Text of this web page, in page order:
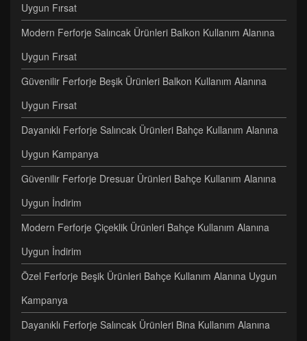
Uygun Fırsat
Modern Ferforje Salıncak Ürünleri Balkon Kullanım Alanına
Uygun Fırsat
Güvenilir Ferforje Beşik Ürünleri Balkon Kullanım Alanına
Uygun Fırsat
Dayanıklı Ferforje Salıncak Ürünleri Bahçe Kullanım Alanına
Uygun Kampanya
Güvenilir Ferforje Dresuar Ürünleri Bahçe Kullanım Alanına
Uygun İndirim
Modern Ferforje Çiçeklik Ürünleri Bahçe Kullanım Alanına
Uygun İndirim
Özel Ferforje Beşik Ürünleri Bahçe Kullanım Alanına Uygun
Kampanya
Dayanıklı Ferforje Salıncak Ürünleri Bina Kullanım Alanına